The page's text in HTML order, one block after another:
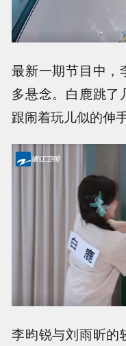
最新一期节目中，
多悬念。白鹿跳了
跟闹着玩儿似的伸
李昀锐与刘雨昕的